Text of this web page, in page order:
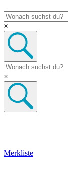
×
×
Merkliste